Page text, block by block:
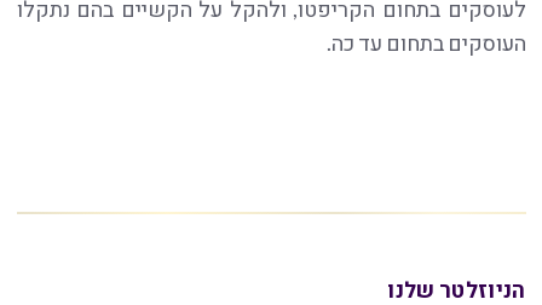
לעוסקים בתחום הקריפטו, ולהקל על הקשיים בהם נתקלו
העוסקים בתחום עד כה.
הניוזלטר שלנו